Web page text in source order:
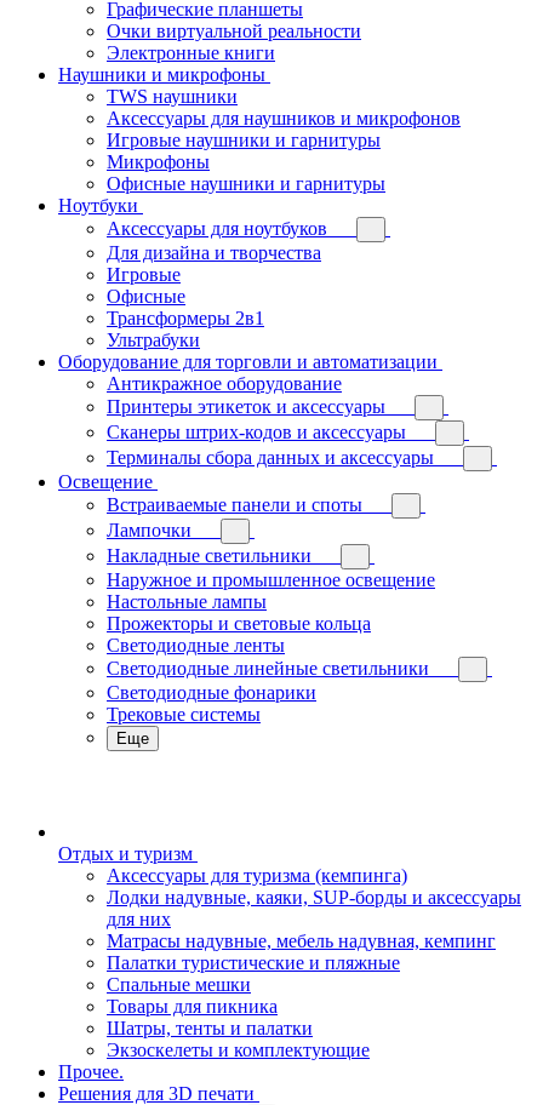
Графические планшеты
Очки виртуальной реальности
Электронные книги
Наушники и микрофоны
TWS наушники
Аксессуары для наушников и микрофонов
Игровые наушники и гарнитуры
Микрофоны
Офисные наушники и гарнитуры
Ноутбуки
Аксессуары для ноутбуков
Для дизайна и творчества
Игровые
Офисные
Трансформеры 2в1
Ультрабуки
Оборудование для торговли и автоматизации
Антикражное оборудование
Принтеры этикеток и аксессуары
Сканеры штрих-кодов и аксессуары
Терминалы сбора данных и аксессуары
Освещение
Встраиваемые панели и споты
Лампочки
Накладные светильники
Наружное и промышленное освещение
Настольные лампы
Прожекторы и световые кольца
Светодиодные ленты
Светодиодные линейные светильники
Светодиодные фонарики
Трековые системы
Еще
Отдых и туризм
Аксессуары для туризма (кемпинга)
Лодки надувные, каяки, SUP-борды и аксессуары
для них
Матрасы надувные, мебель надувная, кемпинг
Палатки туристические и пляжные
Спальные мешки
Товары для пикника
Шатры, тенты и палатки
Экзоскелеты и комплектующие
Прочее.
Решения для 3D печати